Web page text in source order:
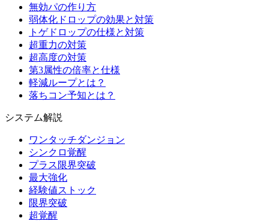
無効パの作り方
弱体化ドロップの効果と対策
トゲドロップの仕様と対策
超重力の対策
超高度の対策
第3属性の倍率と仕様
軽減ループとは？
落ちコン予知とは？
システム解説
ワンタッチダンジョン
シンクロ覚醒
プラス限界突破
最大強化
経験値ストック
限界突破
超覚醒